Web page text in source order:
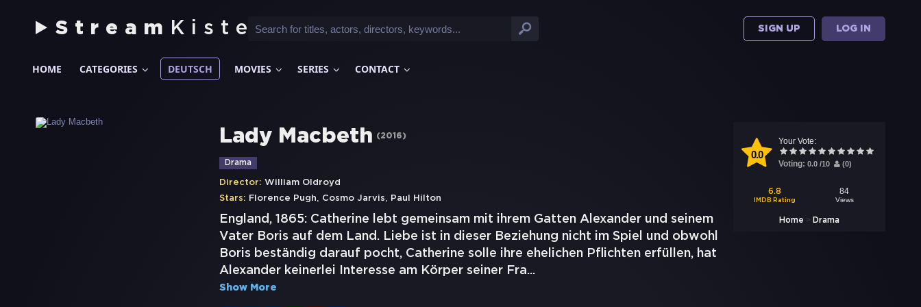
Stream Kiste SIGN UP LOG IN
HOME CATEGORIES DEUTSCH MOVIES SERIES CONTACT
0.0
Your Vote:
Voting: 0.0 /10 (0)
6.8
IMDB Rating
84
Views
Home > Drama
Lady Macbeth (2016)
Drama
Director: William Oldroyd
Stars: Florence Pugh, Cosmo Jarvis, Paul Hilton
England, 1865: Catherine lebt gemeinsam mit ihrem Gatten Alexander und seinem
Vater Boris auf dem Land. Liebe ist in dieser Beziehung nicht im Spiel und obwohl
Boris beständig darauf pocht, Catherine solle ihre ehelichen Pflichten erfüllen, hat
Alexander keinerlei Interesse am Körper seiner Fra...
Show More